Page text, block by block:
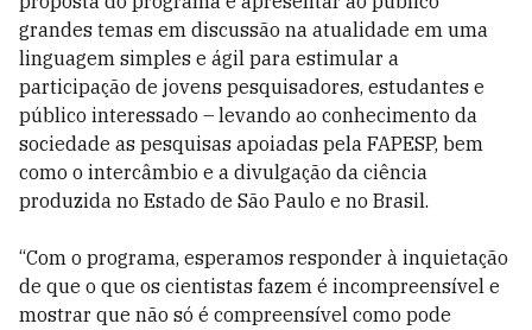
grandes temas em discussão na atualidade em uma
linguagem simples e ágil para estimular a
participação de jovens pesquisadores, estudantes e
público interessado – levando ao conhecimento da
sociedade as pesquisas apoiadas pela FAPESP, bem
como o intercâmbio e a divulgação da ciência
produzida no Estado de São Paulo e no Brasil.
“Com o programa, esperamos responder à inquietação
de que o que os cientistas fazem é incompreensível e
mostrar que não só é compreensível como pode